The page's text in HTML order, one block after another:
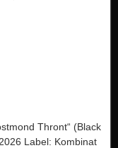
Thront“ (Black
Label: Kombinat